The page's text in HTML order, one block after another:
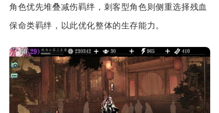
角色优先堆叠减伤羁绊，刺客型角色则侧重选择残血
保命类羁绊，以此优化整体的生存能力。